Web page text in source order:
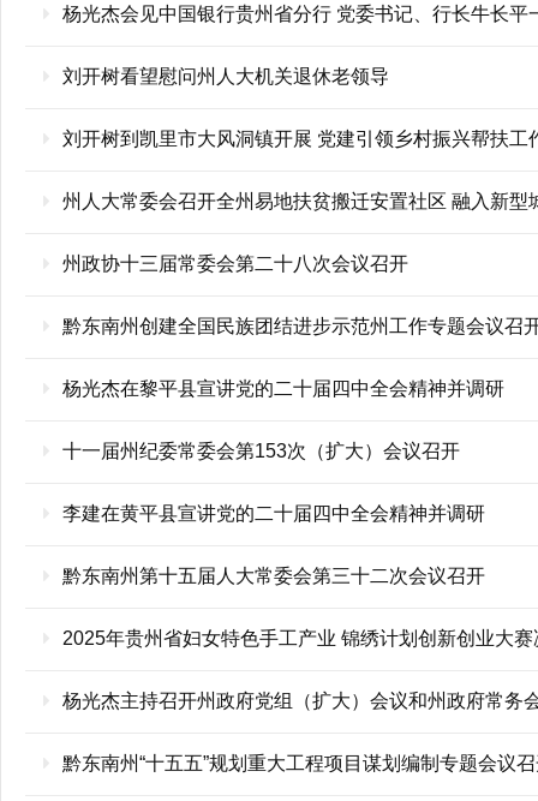
杨光杰会见中国银行贵州省分行 党委书记、行长牛长平
刘开树看望慰问州人大机关退休老领导
刘开树到凯里市大风洞镇开展 党建引领乡村振兴帮扶工
州人大常委会召开全州易地扶贫搬迁安置社区 融入新型
州政协十三届常委会第二十八次会议召开
黔东南州创建全国民族团结进步示范州工作专题会议召
杨光杰在黎平县宣讲党的二十届四中全会精神并调研
十一届州纪委常委会第153次（扩大）会议召开
李建在黄平县宣讲党的二十届四中全会精神并调研
黔东南州第十五届人大常委会第三十二次会议召开
2025年贵州省妇女特色手工产业 锦绣计划创新创业大
杨光杰主持召开州政府党组（扩大）会议和州政府常务
黔东南州“十五五”规划重大工程项目谋划编制专题会议